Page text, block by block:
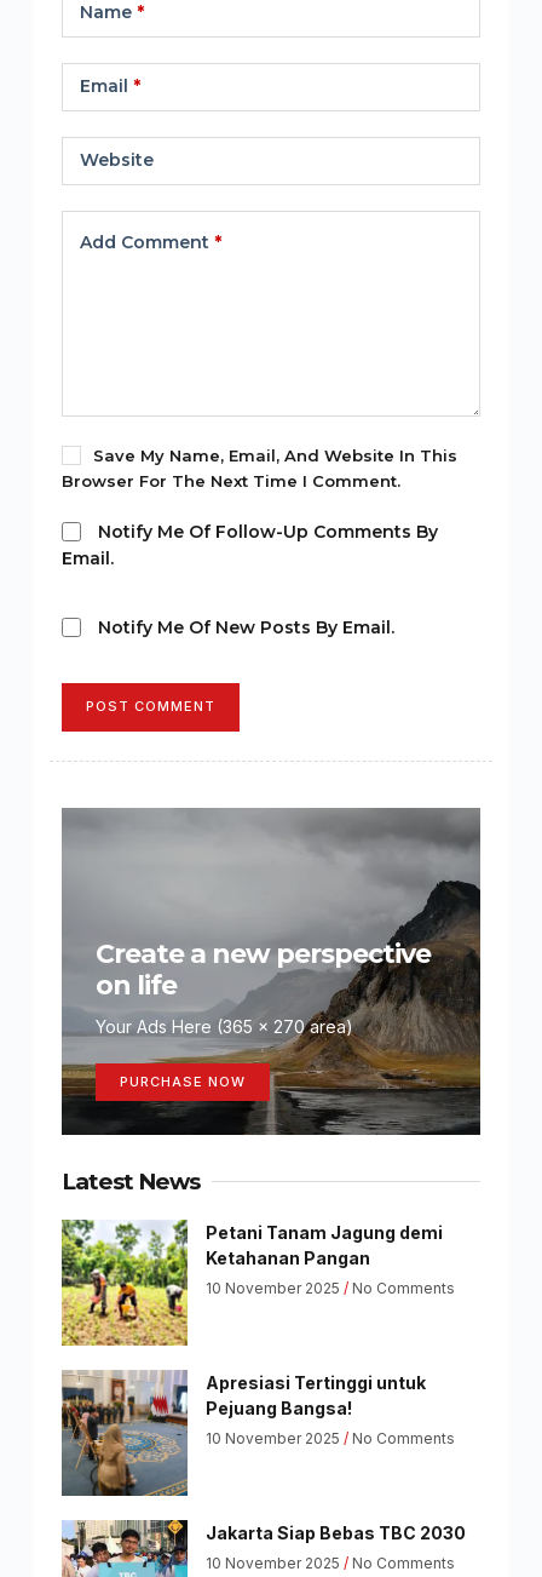
Name*
Email *
Website
Add Comment *
Save My Name, Email, And Website In This
Browser For The Next Time I Comment.
Notify Me Of Follow-Up Comments By
Email.
Notify Me Of New Posts By Email.
POST COMMENT
Create a new perspective
on life
Your Ads Here (365 x 270 area)
PURCHASE NOW
Latest News
Petani Tanam Jagung demi
Ketahanan Pangan
10 November 2025 No Comments
Apresiasi Tertinggi untuk
Pejuang Bangsa!
10 November 2025 No Comments
Jakarta Siap Bebas TBC 2030
10 November 2025 No Comments